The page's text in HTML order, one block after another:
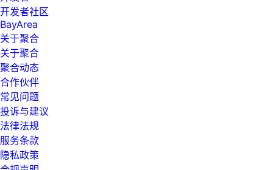
开发者社区
BayArea
关于聚合
关于聚合
聚合动态
合作伙伴
常见问题
投诉与建议
法律法规
服务条款
隐私政策